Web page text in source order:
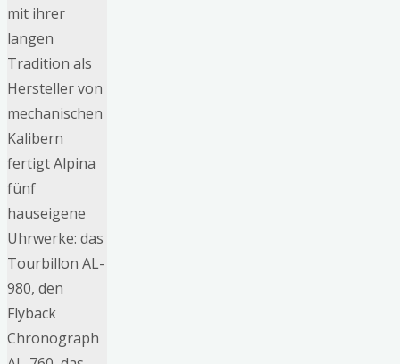
mit ihrer
langen
Tradition als
Hersteller von
mechanischen
Kalibern
fertigt Alpina
fünf
hauseigene
Uhrwerke: das
Tourbillon AL-
980, den
Flyback
Chronograph